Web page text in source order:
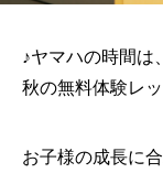
♪ヤマハの時間は
秋の無料体験レ
お子様の成長に